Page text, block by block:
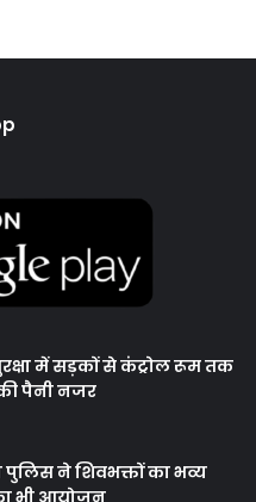
में सड़कों से कंट्रोल रूम तक
की पैनी नजर
ने शिवभक्तों का भव्य
भी आयोजन